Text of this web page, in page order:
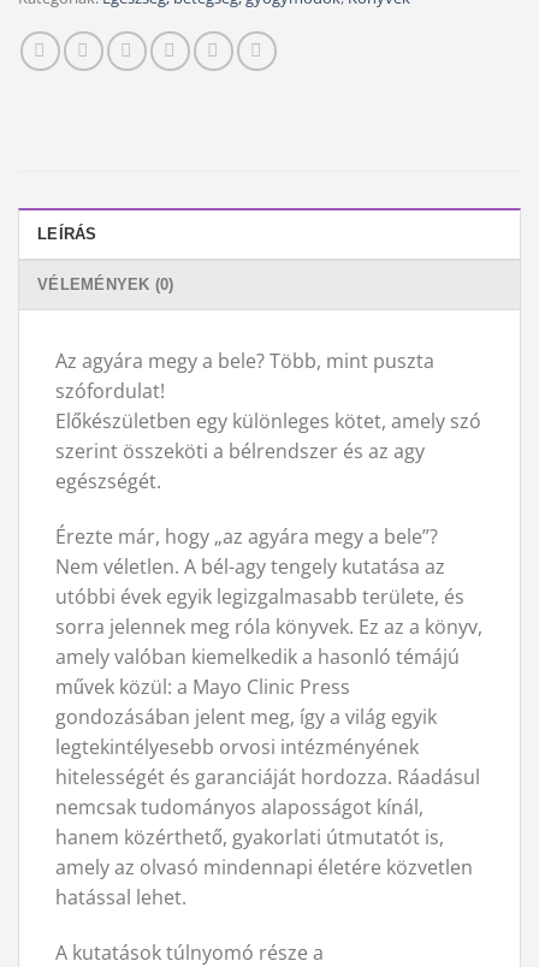
LEÍRÁS
VÉLEMÉNYEK (0)
Az agyára megy a bele? Több, mint puszta
szófordulat!
Előkészületben egy különleges kötet, amely szó
szerint összeköti a bélrendszer és az agy
egészségét.
Érezte már, hogy „az agyára megy a bele”?
Nem véletlen. A bél-agy tengely kutatása az
utóbbi évek egyik legizgalmasabb területe, és
sorra jelennek meg róla könyvek. Ez az a könyv,
amely valóban kiemelkedik a hasonló témájú
művek közül: a Mayo Clinic Press
gondozásában jelent meg, így a világ egyik
legtekintélyesebb orvosi intézményének
hitelességét és garanciáját hordozza. Ráadásul
nemcsak tudományos alaposságot kínál,
hanem közérthető, gyakorlati útmutatót is,
amely az olvasó mindennapi életére közvetlen
hatással lehet.
A kutatások túlnyomó része a